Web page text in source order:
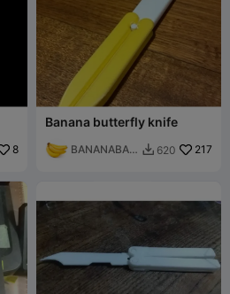
8
Banana butterfly knife
BANANABAN  620 217